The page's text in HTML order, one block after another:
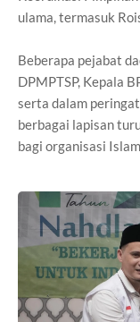
ulama, termasuk
Beberapa pejabat
DPMPTSP, Kepala
serta dalam
berbagai lapisan
bagi organisasi